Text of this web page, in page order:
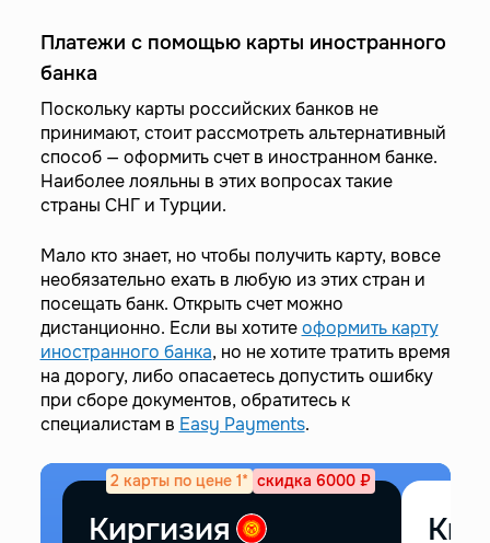
Платежи с помощью карты иностранного
банка
Поскольку карты российских банков не
принимают, стоит рассмотреть альтернативный
способ — оформить счет в иностранном банке.
Наиболее лояльны в этих вопросах такие
страны СНГ и Турции.
Мало кто знает, но чтобы получить карту, вовсе
необязательно ехать в любую из этих стран и
посещать банк. Открыть счет можно
дистанционно. Если вы хотитеоформить карту
иностранного банка, но не хотите тратить время
на дорогу, либо опасаетесь допустить ошибку
при сборе документов, обратитесь к
специалистам в Easy Payments.
2 карты по цене 1* скидка 6000 ₽
Киргизия